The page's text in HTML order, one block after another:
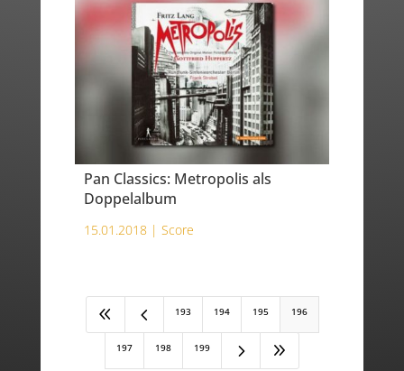
Pan Classics: Metropolis als
Doppelalbum
15.01.2018 | Score
8 4 193 194 195 196
197 198 199 5 9